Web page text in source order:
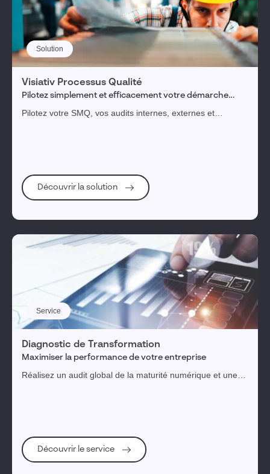
Solution
Visiativ Processus Qualité
Pilotez simplement et efficacement votre démarche
Pilotez votre SMQ, vos audits internes, externes et
Découvrir la solution
Service
Diagnostic de Transformation
Maximiser la performance de votre entreprise
Réalisez un audit global de la maturité numérique et une
Découvrir le service